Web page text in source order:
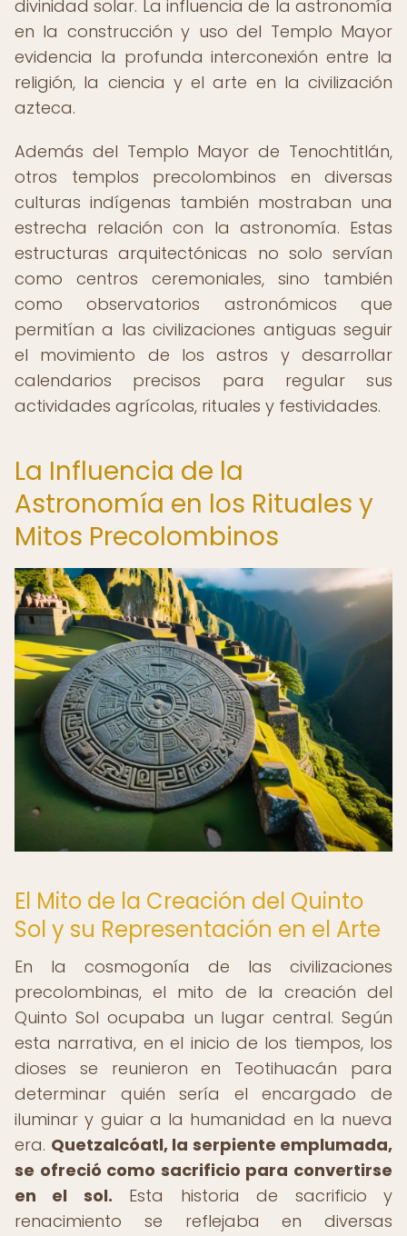
divinidad solar. La influencia de la astronomía
en la construcción y uso del Templo Mayor
evidencia la profunda interconexión entre la
religión, la ciencia y el arte en la civilización
azteca.
Además del Templo Mayor de Tenochtitlán,
otros templos precolombinos en diversas
culturas indígenas también mostraban una
estrecha relación con la astronomía. Estas
estructuras arquitectónicas no solo servían
como centros ceremoniales, sino también
como observatorios astronómicos que
permitían a las civilizaciones antiguas seguir
el movimiento de los astros y desarrollar
calendarios precisos para regular sus
actividades agrícolas, rituales y festividades.
La Influencia de la
Astronomía en los Rituales y
Mitos Precolombinos
El Mito de la Creación del Quinto
Sol y su Representación en el Arte
En la cosmogonía de las civilizaciones
precolombinas, el mito de la creación del
Quinto Sol ocupaba un lugar central. Según
esta narrativa, en el inicio de los tiempos, los
dioses se reunieron en Teotihuacán para
determinar quién sería el encargado de
iluminar y guiar a la humanidad en la nueva
era. Quetzalcóatl, la serpiente emplumada,
se ofreció como sacrificio para convertirse
en el sol. Esta historia de sacrificio y
renacimiento se reflejaba en diversas